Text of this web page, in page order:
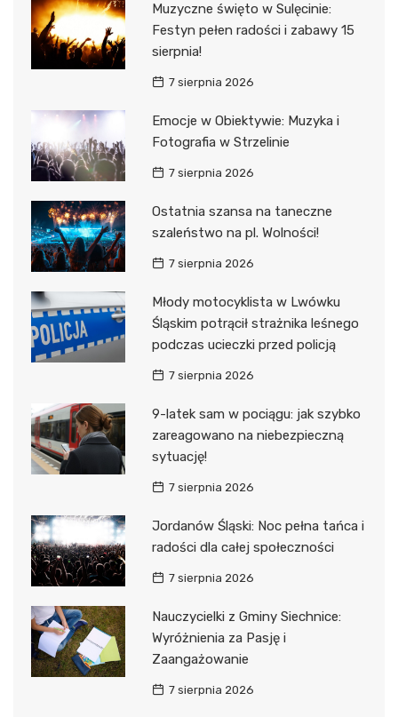
Muzyczne święto w Sulęcinie:
Festyn pełen radości i zabawy 15
sierpnia!
7 sierpnia 2026
Emocje w Obiektywie: Muzyka i
Fotografia w Strzelinie
7 sierpnia 2026
Ostatnia szansa na taneczne
szaleństwo na pl. Wolności!
7 sierpnia 2026
Młody motocyklista w Lwówku
Śląskim potrącił strażnika leśnego
podczas ucieczki przed policją
7 sierpnia 2026
9-latek sam w pociągu: jak szybko
zareagowano na niebezpieczną
sytuację!
7 sierpnia 2026
Jordanów Śląski: Noc pełna tańca i
radości dla całej społeczności
7 sierpnia 2026
Nauczycielki z Gminy Siechnice:
Wyróżnienia za Pasję i
Zaangażowanie
7 sierpnia 2026